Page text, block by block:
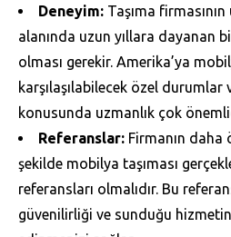
Deneyim: Taşıma
alanında uzun yıllara dayanan
olması gerekir. Amerika’ya
karşılaşılabilecek özel
konusunda uzmanlık çok
Referanslar: Firmanın daha
şekilde mobilya taşıması
referansları olmalıdır. Bu
güvenilirliği ve sunduğu